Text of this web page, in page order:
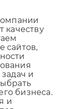
и
бизнеса.
и